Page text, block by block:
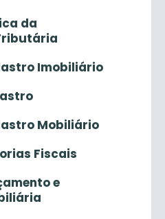
da
Imobiliário
Mobiliário
Fiscais
e